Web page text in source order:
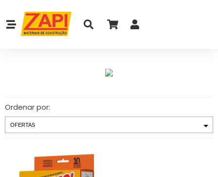
Ordenar por: